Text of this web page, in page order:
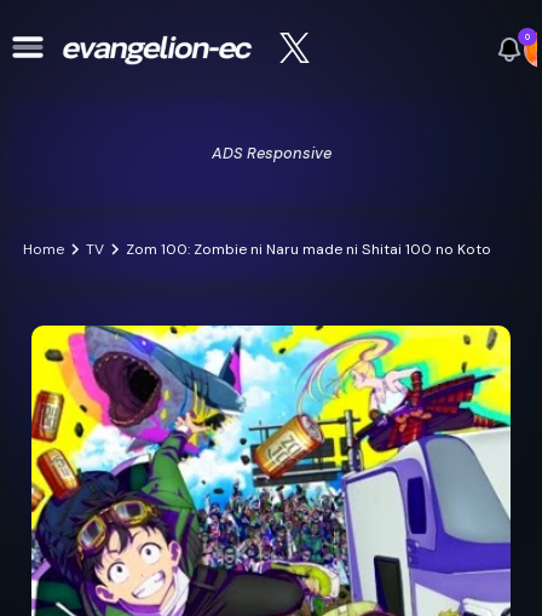
0
ADS Responsive
Home TV Zom 100: Zombie ni Naru made ni Shitai 100 no Koto